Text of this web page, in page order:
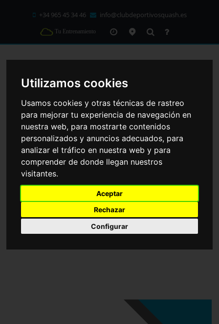
Utilizamos cookies
Usamos cookies y otras técnicas de rastreo
para mejorar tu experiencia de navegación en
nuestra web, para mostrarte contenidos
personalizados y anuncios adecuados, para
analizar el tráfico en nuestra web y para
comprender de donde llegan nuestros
visitantes.
Aceptar
Rechazar
Configurar
+34 965 45 34 46 info@clubdeportivosquash.es
Tu Entrenamiento
HORARIO CLASES DIRIGIDAS
Sábados y Festivos
08:00 - 14:30
17:30 - 21:00
17:30 - 21:00
C/ Mallorca 41 cp: 03203Elche(Alicante)
RUTINA DE GLÚTEOS
HIT GLÚTEOS
CLASES DIRIGIDAS